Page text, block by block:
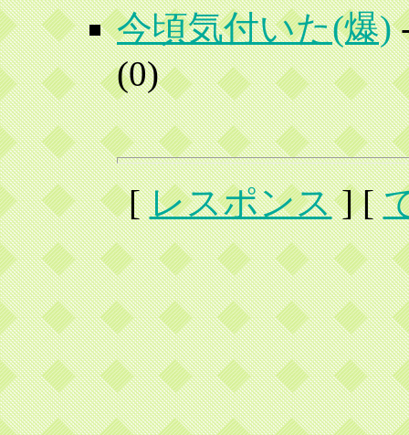
今頃気付いた(爆)
(0)
[レスポンス] [